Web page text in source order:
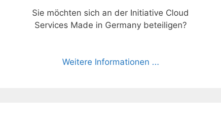
Sie möchten sich an der Initiative Cloud
Services Made in Germany beteiligen?
Weitere Informationen ...